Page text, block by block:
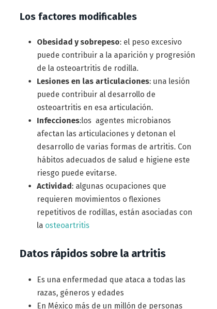
Los factores modificables
Obesidad y sobrepeso: el peso excesivo
puede contribuir a la aparición y progresión
de la osteoartritis de rodilla.
Lesiones en las articulaciones: una lesión
puede contribuir al desarrollo de
osteoartritis en esa articulación.
Infecciones:los agentes microbianos
afectan las articulaciones y detonan el
desarrollo de varias formas de artritis. Con
hábitos adecuados de salud e higiene este
riesgo puede evitarse.
Actividad: algunas ocupaciones que
requieren movimientos o flexiones
repetitivos de rodillas, están asociadas con
la osteoartritis
Datos rápidos sobre la artritis
Es una enfermedad que ataca a todas las
razas, géneros y edades
En México más de un millón de personas